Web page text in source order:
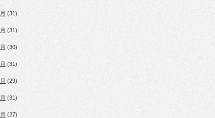
(31)
(31)
(30)
(31)
(29)
(31)
(27)